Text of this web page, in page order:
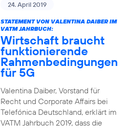
24. April 2019
STATEMENT VON VALENTINA DAIBER IM
VATM JAHRBUCH:
Wirtschaft braucht
funktionierende
Rahmenbedingungen
für 5G
Valentina Daiber, Vorstand für
Recht und Corporate Affairs bei
Telefónica Deutschland, erklärt im
VATM Jahrbuch 2019, dass die